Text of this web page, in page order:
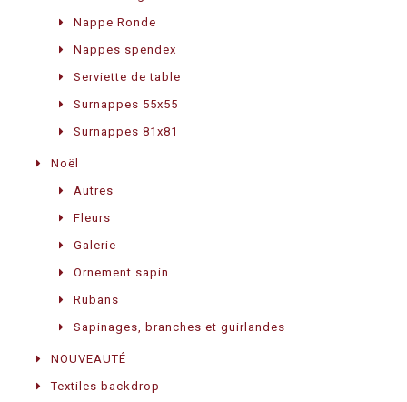
Nappe Ronde
Nappes spendex
Serviette de table
Surnappes 55x55
Surnappes 81x81
Noël
Autres
Fleurs
Galerie
Ornement sapin
Rubans
Sapinages, branches et guirlandes
NOUVEAUTÉ
Textiles backdrop